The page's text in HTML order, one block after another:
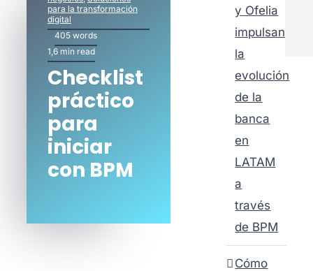
para la transformación
digital
405 words
1,6 min read
Checklist
práctico
para
iniciar
con BPM
y Ofelia
impulsan
la
evolución
de la
banca
en
LATAM
a
través
de BPM
Cómo